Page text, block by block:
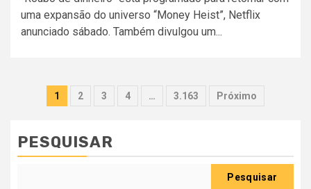
uma expansão do universo “Money Heist”, Netflix
anunciado sábado. Também divulgou um...
Paginação
conteúdos
1 2 3 4 … 3.163 Próximo
PESQUISAR
Pesquisar